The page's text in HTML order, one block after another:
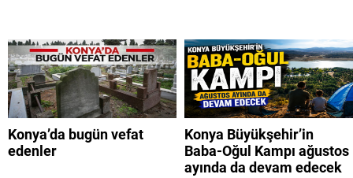
Konya’da bugün vefat
edenler
Konya Büyükşehir’in
Baba-Oğul Kampı ağustos
ayında da devam edecek